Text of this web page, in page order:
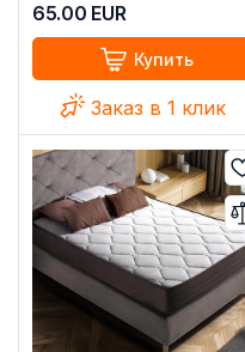
65.00 EUR
Купить
Заказ в 1 клик